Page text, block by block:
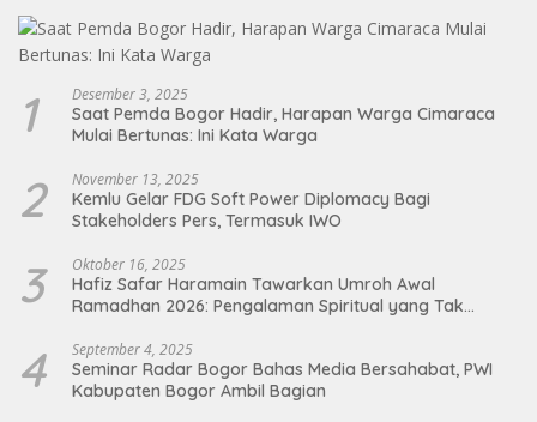
1 Desember 3, 2025
Saat Pemda Bogor Hadir, Harapan Warga Cimaraca
Mulai Bertunas: Ini Kata Warga
2 November 13, 2025
Kemlu Gelar FDG Soft Power Diplomacy Bagi
Stakeholders Pers, Termasuk IWO
3 Oktober 16, 2025
Hafiz Safar Haramain Tawarkan Umroh Awal
Ramadhan 2026: Pengalaman Spiritual yang Tak
4 September 4, 2025
Seminar Radar Bogor Bahas Media Bersahabat, PWI
Kabupaten Bogor Ambil Bagian